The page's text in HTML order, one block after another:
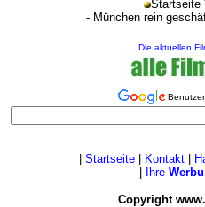
Startseite
- München rein
Die aktuellen
Startseite| Kontakt|
Ihre
Copyright